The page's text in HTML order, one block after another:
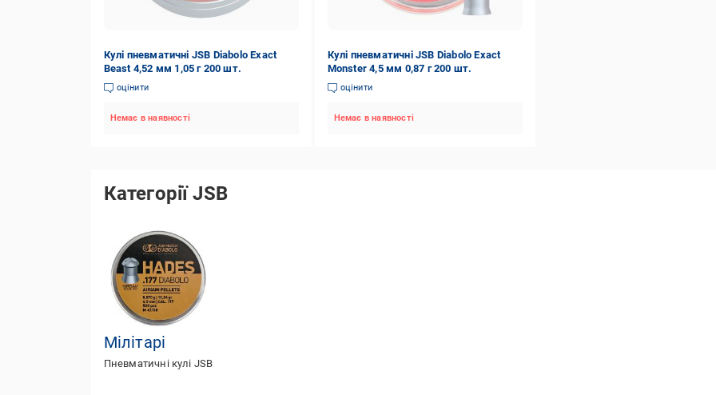
Кулі пневматичні JSB Diabolo Exact
Beast 4,52 мм 1,05 г 200 шт.
оцінити
Немає в наявності
Кулі пневматичні JSB Diabolo Exact
Monster 4,5 мм 0,87 г 200 шт.
оцінити
Немає в наявності
Категорії JSB
Мілітарі
Пневматичні кулі JSB